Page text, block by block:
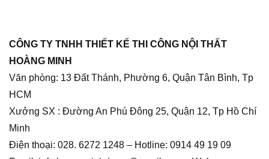
CÔNG TY TNHH THIẾT KẾ THI CÔNG NỘI THẤT
HOÀNG MINH
Văn phòng: 13 Đất Thánh, Phường 6, Quận Tân Bình, Tp
HCM
Xưởng SX : Đường An Phú Đông 25, Quận 12, Tp Hồ Chí
Minh
Điện thoại: 028. 6272 1248 – Hotline: 0914 49 19 09